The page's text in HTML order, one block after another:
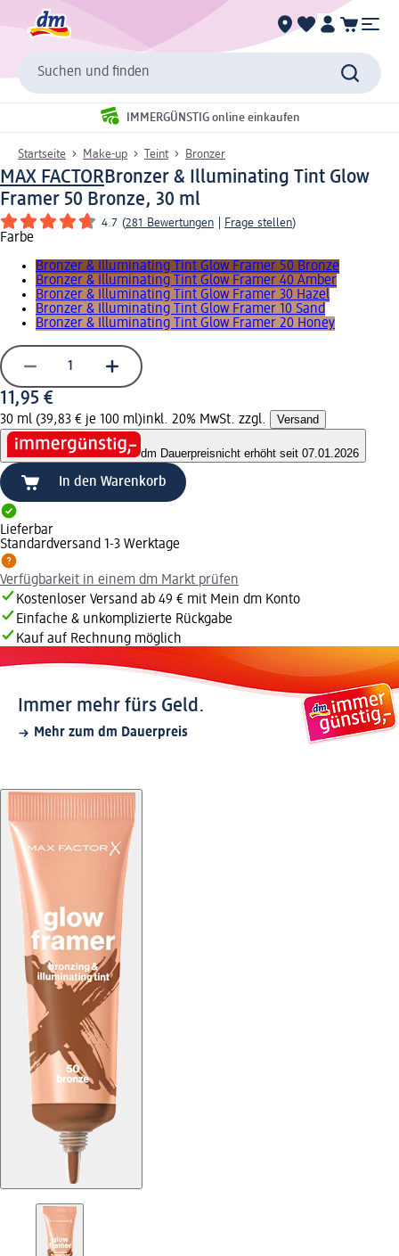
Suchen und finden
IMMERGÜNSTIG online einkaufen
Startseite Make-up Teint Bronzer
MAX FACTORBronzer & Illuminating Tint Glow
Framer 50 Bronze, 30 ml
4.7 (281 Bewertungen Frage stellen)
Farbe
Bronzer & Illuminating Tint Glow Framer 50 Bronze
Bronzer & Illuminating Tint Glow Framer 40 Amber
Bronzer & Illuminating Tint Glow Framer 30 Hazel
Bronzer & Illuminating Tint Glow Framer 10 Sand
Bronzer & Illuminating Tint Glow Framer 20 Honey
11,95 €
30 ml (39,83 € je 100 ml)inkl. 20% MwSt. zzgl. Versand
dm Dauerpreisnicht erhöht seit 07.01.2026
In den Warenkorb
Lieferbar
Standardversand 1-3 Werktage
Verfügbarkeit in einem dm Markt prüfen
Kostenloser Versand ab 49 € mit Mein dm Konto
Einfache & unkomplizierte Rückgabe
Kauf auf Rechnung möglich
Immer mehr fürs Geld.
Mehr zum dm Dauerpreis